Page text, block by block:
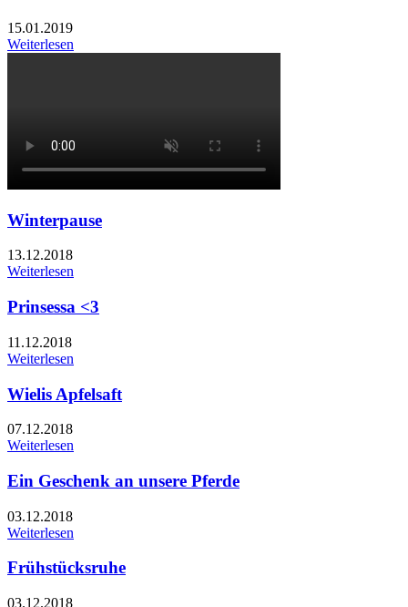
15.01.2019
Weiterlesen
Winterpause
13.12.2018
Weiterlesen
Prinsessa <3
11.12.2018
Weiterlesen
Wielis Apfelsaft
07.12.2018
Weiterlesen
Ein Geschenk an unsere Pferde
03.12.2018
Weiterlesen
Frühstücksruhe
03.12.2018